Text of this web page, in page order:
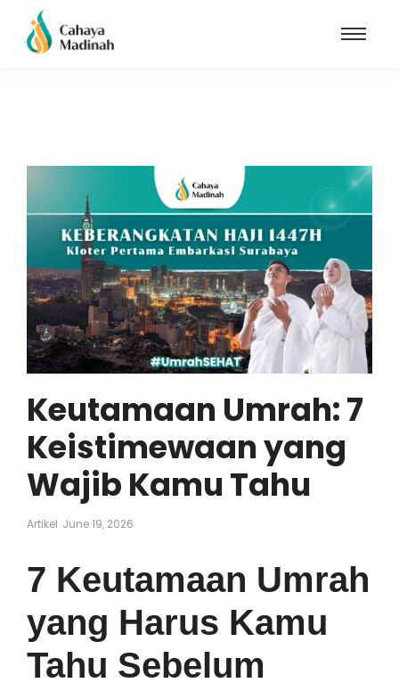
Keutamaan Umrah: 7
Keistimewaan yang
Wajib Kamu Tahu
Artikel June 19, 2026
7 Keutamaan Umrah
yang Harus Kamu
Tahu Sebelum